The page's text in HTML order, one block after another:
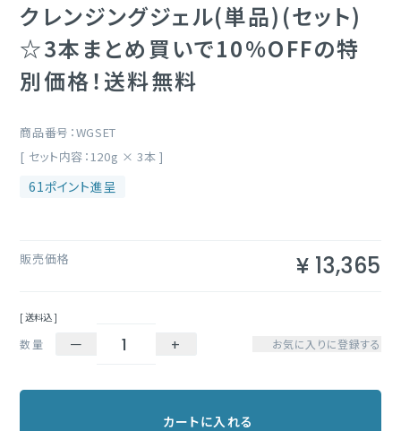
クレンジングジェル(単品)(セット)
☆3本まとめ買いで10%OFFの特
別価格！送料無料
商品番号 WGSET
[ セット内容：120g × 3本 ]
61
販売価格 ¥ 13,365
送料込
お気に入りに登録する
数量 － +
カートに入れる